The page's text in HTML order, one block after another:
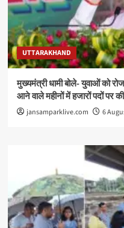
UTTARAKHAND
मुख्यमंत्री धामी बोले- युवाओं को
आने वाले महीनों में हजारों पदों पर की
jansamparklive.com 6